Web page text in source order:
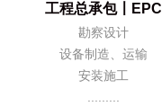
工程总承包〡EPC
勘察设计
设备制造、运输
安装施工
.........